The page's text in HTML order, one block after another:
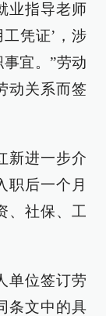
业指导老师
凭证’，涉
宜。”劳动
动关系而签
新进一步介
职后一个月
、社保、工
单位签订劳
条文中的具